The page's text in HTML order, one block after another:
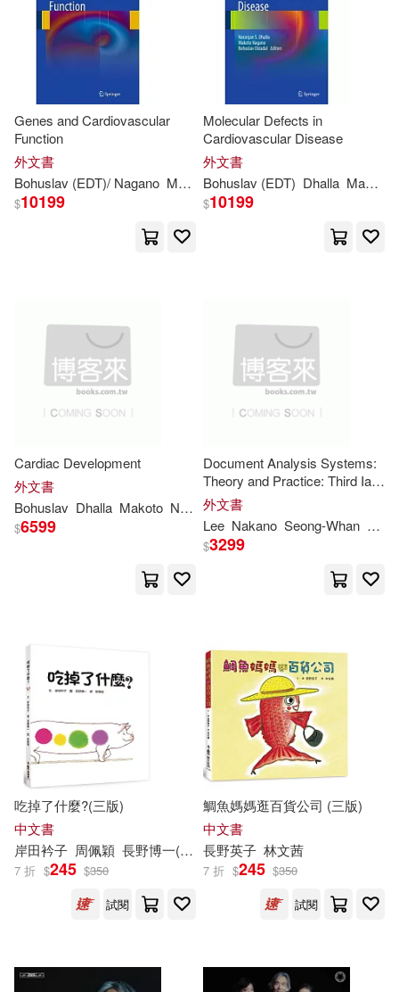
Genes and Cardiovascular
Function
外文書
Bohuslav (EDT)/ Nagano Makoto (EDT)/ Dhalla Naranjan S.
$10199
Molecular Defects in
Cardiovascular Disease
外文書
Bohuslav (EDT) Dhalla Makoto (EDT)/ Ostadal
$10199
Cardiac Development
外文書
Bohuslav Dhalla Makoto Nagano Naranjan S.
$6599
Document Analysis Systems:
Theory and Practice: Third Iapr
Workshop, Das’98,
Japan, November 4-6, 1998
外文書
Lee Nakano Seong-Whan
$3299
吃掉了什麼?(三版)
中文書
岸田衿子 周佩穎 長野博一(Hirokazu Nagano)
7 折 $245 $350
試閱
鯛魚媽媽逛百貨公司 (三版)
中文書
長野英子 林文茜
7 折 $245 $350
試閱